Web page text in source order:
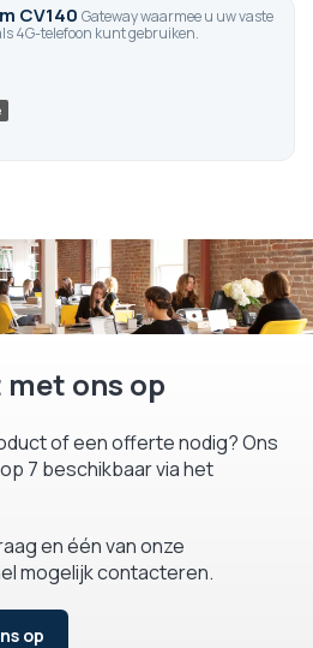
CV140 Gateway waarmee u uw vaste
4G-telefoon kunt gebruiken.
ons op
of een offerte nodig? Ons
7 beschikbaar via het
en één van onze
mogelijk contacteren.
op